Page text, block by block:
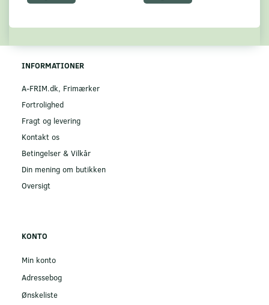
INFORMATIONER
A-FRIM.dk, Frimærker
Fortrolighed
Fragt og levering
Kontakt os
Betingelser & Vilkår
Din mening om butikken
Oversigt
KONTO
Min konto
Adressebog
Ønskeliste